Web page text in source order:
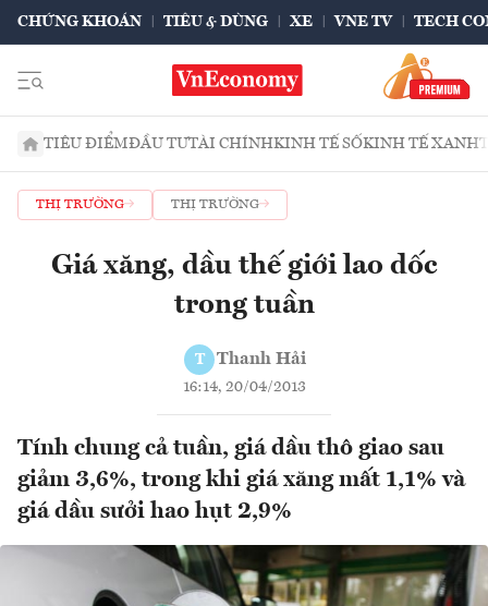
CHỨNG KHOÁN TIÊU & DÙNG XE VNE TV TECH
TIÊU ĐIỂMĐẦU TƯTÀI CHÍNHKINH TẾ SỐKINH TẾ XANH
THỊ TRƯỜNG THỊ TRƯỜNG
Giá xăng, dầu thế giới lao dốc
trong tuần
T Thanh Hải
16:14, 20/04/2013
Tính chung cả tuần, giá dầu thô giao sau
giảm 3,6%, trong khi giá xăng mất 1,1% và
giá dầu sưởi hao hụt 2,9%